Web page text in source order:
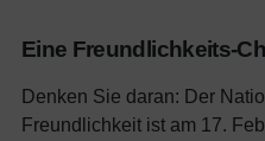
Eine Freundlichkeits-
Denken Sie daran: Der
Freundlichkeit ist am 17.